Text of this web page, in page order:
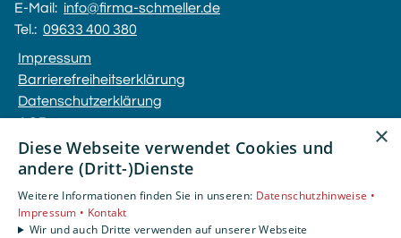
E-Mail: info@firma-schmeller.de
Tel.: 09633 400 380
Impressum
Barrierefreiheitserklärung
Datenschutzerklärung
AGB
Unsere Bereiche
Gewerbekunden
Karriere
×
Diese Webseite verwendet Cookies und
andere (Dritt-)Dienste
Weitere Informationen finden Sie in unseren: Datenschutzhinweise •
Impressum • Kontakt
Wir und auch Dritte verwenden auf unserer Webseite